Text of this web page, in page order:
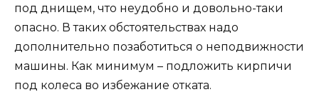
под днищем, что неудобно и довольно-таки
опасно. В таких обстоятельствах надо
дополнительно позаботиться о неподвижности
машины. Как минимум – подложить кирпичи
под колеса во избежание отката.